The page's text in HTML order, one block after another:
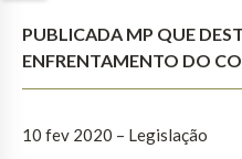
PUBLICADA MP QUE
ENFRENTAMENTO DO
10 fev 2020 – Legislação